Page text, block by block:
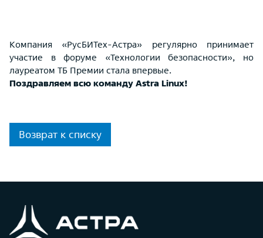
Компания «РусБИТех-Астра» регулярно принимает
участие в форуме «Технологии безопасности», но
лауреатом ТБ Премии стала впервые.
Поздравляем всю команду Astra Linux!
Возврат к списку